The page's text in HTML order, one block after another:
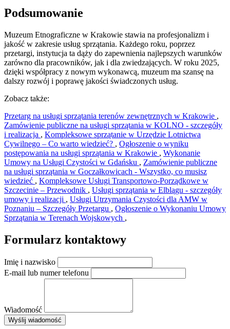
Podsumowanie
Muzeum Etnograficzne w Krakowie stawia na profesjonalizm i
jakość w zakresie usług sprzątania. Każdego roku, poprzez
przetargi, instytucja ta dąży do zapewnienia najlepszych warunków
zarówno dla pracowników, jak i dla zwiedzających. W roku 2025,
dzięki współpracy z nowym wykonawcą, muzeum ma szansę na
dalszy rozwój i poprawę jakości świadczonych usług.
Zobacz także:
Przetarg na usługi sprzątania terenów zewnętrznych w Krakowie ,
Zamówienie publiczne na usługi sprzątania w KOLNO - szczegóły
i realizacja , Kompleksowe sprzątanie w Urzędzie Lotnictwa
Cywilnego – Co warto wiedzieć? , Ogłoszenie o wyniku
postępowania na usługi sprzątania w Krakowie , Wykonanie
Umowy na Usługi Czystości w Gdańsku , Zamówienie publiczne
na usługi sprzątania w Goczałkowicach - Wszystko, co musisz
wiedzieć , Kompleksowe Usługi Transportowo-Porządkowe w
Szczecinie – Przewodnik , Usługi sprzątania w Elblągu - szczegóły
umowy i realizacji , Usługi Utrzymania Czystości dla AMW w
Poznaniu – Szczegóły Przetargu , Ogłoszenie o Wykonaniu Umowy
Sprzątania w Terenach Wojskowych ,
Formularz kontaktowy
Imię i nazwisko
E-mail lub numer telefonu
Wiadomość
Wyślij wiadomośćAMSA Sp. z o.o. - ul. Blokowa 8, Warszawa